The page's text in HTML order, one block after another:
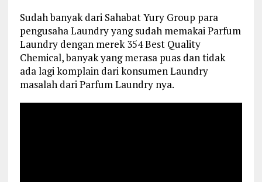
Sudah banyak dari Sahabat Yury Group para
pengusaha Laundry yang sudah memakai Parfum
Laundry dengan merek 354 Best Quality
Chemical, banyak yang merasa puas dan tidak
ada lagi komplain dari konsumen Laundry
masalah dari Parfum Laundry nya.